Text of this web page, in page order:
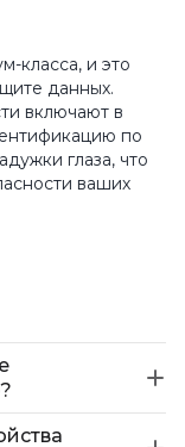
класса, и это
данных.
включают в
по
глаза, что
ваших